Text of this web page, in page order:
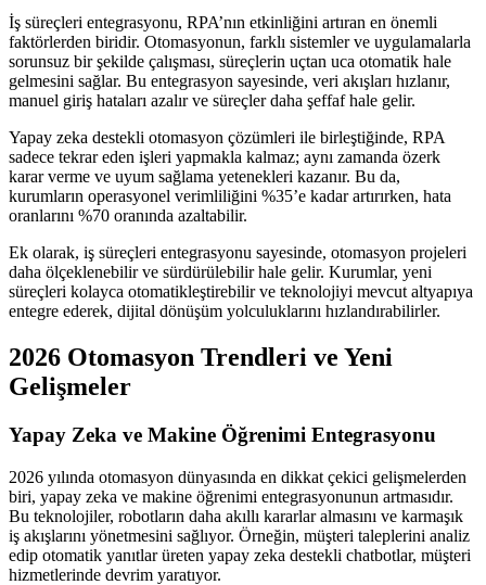
İş süreçleri entegrasyonu, RPA’nın etkinliğini artıran en önemli
faktörlerden biridir. Otomasyonun, farklı sistemler ve uygulamalarla
sorunsuz bir şekilde çalışması, süreçlerin uçtan uca otomatik hale
gelmesini sağlar. Bu entegrasyon sayesinde, veri akışları hızlanır,
manuel giriş hataları azalır ve süreçler daha şeffaf hale gelir.
Yapay zeka destekli otomasyon çözümleri ile birleştiğinde, RPA
sadece tekrar eden işleri yapmakla kalmaz; aynı zamanda özerk
karar verme ve uyum sağlama yetenekleri kazanır. Bu da,
kurumların operasyonel verimliliğini %35’e kadar artırırken, hata
oranlarını %70 oranında azaltabilir.
Ek olarak, iş süreçleri entegrasyonu sayesinde, otomasyon projeleri
daha ölçeklenebilir ve sürdürülebilir hale gelir. Kurumlar, yeni
süreçleri kolayca otomatikleştirebilir ve teknolojiyi mevcut altyapıya
entegre ederek, dijital dönüşüm yolculuklarını hızlandırabilirler.
2026 Otomasyon Trendleri ve Yeni
Gelişmeler
Yapay Zeka ve Makine Öğrenimi Entegrasyonu
2026 yılında otomasyon dünyasında en dikkat çekici gelişmelerden
biri, yapay zeka ve makine öğrenimi entegrasyonunun artmasıdır.
Bu teknolojiler, robotların daha akıllı kararlar almasını ve karmaşık
iş akışlarını yönetmesini sağlıyor. Örneğin, müşteri taleplerini analiz
edip otomatik yanıtlar üreten yapay zeka destekli chatbotlar, müşteri
hizmetlerinde devrim yaratıyor.